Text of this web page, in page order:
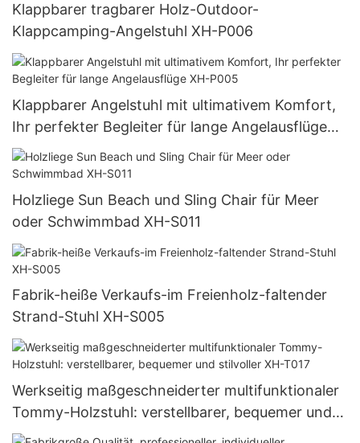
Klappbarer tragbarer Holz-Outdoor-
Klappcamping-Angelstuhl XH-P006
Klappbarer Angelstuhl mit ultimativem Komfort,
Ihr perfekter Begleiter für lange Angelausflüge
XH-P005
Holzliege Sun Beach und Sling Chair für Meer
oder Schwimmbad XH-S011
Fabrik-heiße Verkaufs-im Freienholz-faltender
Strand-Stuhl XH-S005
Werkseitig maßgeschneiderter multifunktionaler
Tommy-Holzstuhl: verstellbarer, bequemer und
stilvoller XH-T017